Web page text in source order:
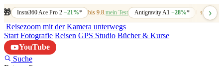
🎁 Insta360 Ace Pro 2−21%* bis 9.8.mein Test Antigravity A1 −28%* bis 7.8.
›
Reisezoom mit der Kamera unterwegs
Start Fotografie Reisen GPS Studio Bücher & Kurse
YouTube
Suche